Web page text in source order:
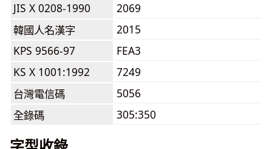
JIS X 0208-1990
2069
韓國人名漢字
2015
KPS 9566-97
FEA3
KS X 1001:1992
7249
台灣電信碼
5056
全錄碼
305:350